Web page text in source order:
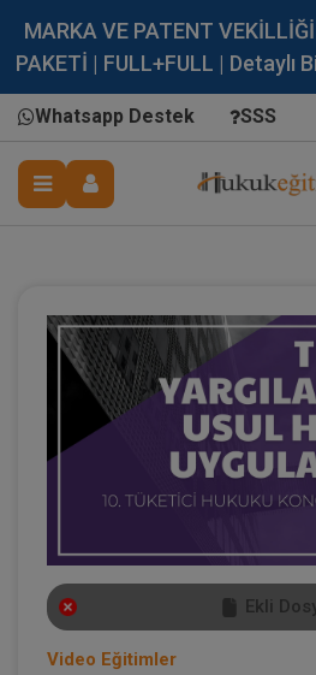
MARKA VE PATENT
PAKETİ | FULL+FULL | Detaylı
Whatsapp Destek SSS
Ekli
Video Eğitimler